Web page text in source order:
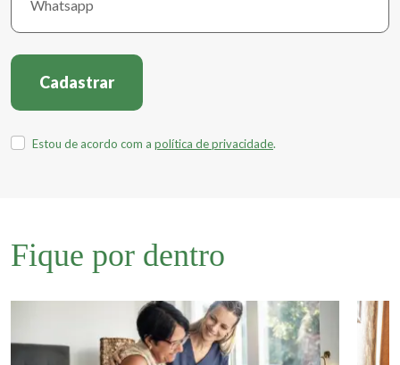
Cadastrar
Estou de acordo com a política de privacidade.
Fique por dentro